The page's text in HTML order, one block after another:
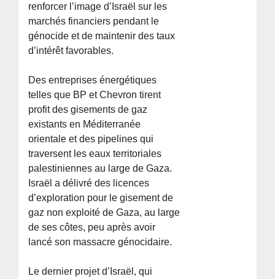
renforcer l’image d’Israël sur les
marchés financiers pendant le
génocide et de maintenir des taux
d’intérêt favorables.
Des entreprises énergétiques
telles que BP et Chevron tirent
profit des gisements de gaz
existants en Méditerranée
orientale et des pipelines qui
traversent les eaux territoriales
palestiniennes au large de Gaza.
Israël a délivré des licences
d’exploration pour le gisement de
gaz non exploité de Gaza, au large
de ses côtes, peu après avoir
lancé son massacre génocidaire.
Le dernier projet d’Israël, qui